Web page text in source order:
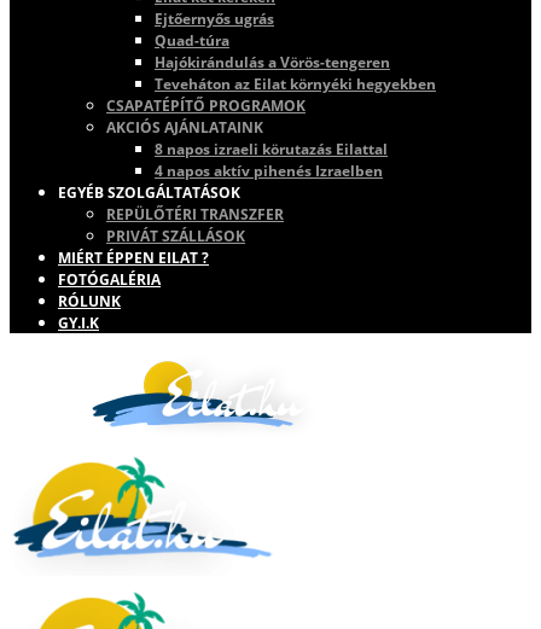
Ejtőernyős ugrás
Quad-túra
Hajókirándulás a Vörös-tengeren
Teveháton az Eilat környéki hegyekben
CSAPATÉPÍTŐ PROGRAMOK
AKCIÓS AJÁNLATAINK
8 napos izraeli körutazás Eilattal
4 napos aktív pihenés Izraelben
EGYÉB SZOLGÁLTATÁSOK
REPÜLŐTÉRI TRANSZFER
PRIVÁT SZÁLLÁSOK
MIÉRT ÉPPEN EILAT ?
FOTÓGALÉRIA
RÓLUNK
GY.I.K